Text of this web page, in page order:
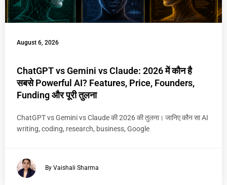
August 6, 2026
ChatGPT vs Gemini vs Claude: 2026 में कौन है
सबसे Powerful AI? Features, Price, Founders,
Funding और पूरी तुलना
ChatGPT vs Gemini vs Claude की 2026 की तुलना। जानिए कौन सा AI
writing, coding, research, business, Google
By Vaishali Sharma